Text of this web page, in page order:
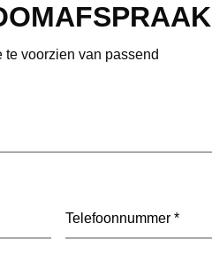
voorzien van passend